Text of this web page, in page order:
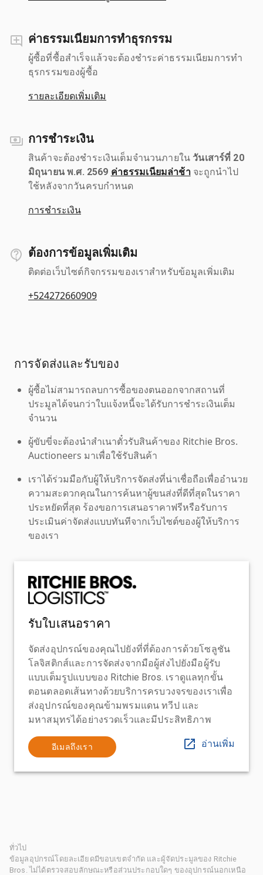
ค่าธรรมเนียมการทำธุรกรรม
ผู้ซื้อที่ซื้อสำเร็จแล้วจะต้องชำระค่าธรรมเนียมการทำ
ธุรกรรมของผู้ซื้อ
รายละเอียดเพิ่มเติม
การชำระเงิน
สินค้าจะต้องชำระเงินเต็มจำนวนภายใน วันเสาร์ที่ 20
มิถุนายน พ.ศ. 2569 ค่าธรรมเนียมล่าช้าจะถูกนำไป
ใช้หลังจากวันครบกำหนด
การชำระเงิน
ต้องการข้อมูลเพิ่มเติม
ติดต่อเว็บไซต์กิจกรรมของเราสำหรับข้อมูลเพิ่มเติม
+524272660909
การจัดส่งและรับของ
ผู้ซื้อไม่สามารถลบการซื้อของตนออกจากสถานที่
ประมูลได้จนกว่าใบแจ้งหนี้จะได้รับการชำระเงินเต็ม
จำนวน
ผู้ขับขี่จะต้องนำสำเนาตั๋วรับสินค้าของ Ritchie Bros.
Auctioneers มาเพื่อใช้รับสินค้า
เราได้ร่วมมือกับผู้ให้บริการจัดส่งที่น่าเชื่อถือเพื่ออำนวย
ความสะดวกคุณในการค้นหาผู้ขนส่งที่ดีที่สุดในราคา
ประหยัดที่สุด ร้องขอการเสนอราคาฟรีหรือรับการ
ประเมินค่าจัดส่งแบบทันทีจากเว็บไซต์ของผู้ให้บริการ
ของเรา
รับใบเสนอราคา
จัดส่งอุปกรณ์ของคุณไปยังที่ที่ต้องการด้วยโซลูชัน
โลจิสติกส์และการจัดส่งจากมือผู้ส่งไปยังมือผู้รับ
แบบเต็มรูปแบบของ Ritchie Bros. เราดูแลทุกขั้น
ตอนตลอดเส้นทางด้วยบริการครบวงจรของเราเพื่อ
ส่งอุปกรณ์ของคุณข้ามพรมแดน ทวีป และ
มหาสมุทรได้อย่างรวดเร็วและมีประสิทธิภาพ
อีเมลถึงเรา อ่านเพิ่ม
ทั่วไป
ข้อมูลอุปกรณ์โดยละเอียดมีขอบเขตจำกัด และผู้จัดประมูลของ Ritchie
Bros. ไม่ได้ตรวจสอบลักษณะหรือส่วนประกอบใดๆ ของอุปกรณ์นอกเหนือ